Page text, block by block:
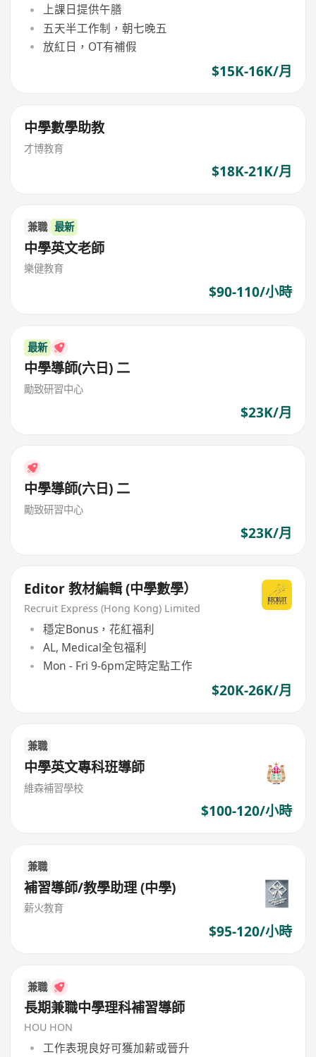
上課日提供午膳
五天半工作制，朝七晚五
放紅日，OT有補假
$15K-16K/月
中學數學助教
才博教育
$18K-21K/月
兼職 最新
中學英文老師
樂健教育
$90-110/小時
最新
中學導師(六日) 二
勵致研習中心
$23K/月
中學導師(六日) 二
勵致研習中心
$23K/月
Editor 教材編輯 (中學數學）
Recruit Express (Hong Kong) Limited
穩定Bonus，花紅福利
AL, Medical全包福利
Mon - Fri 9-6pm定時定點工作
$20K-26K/月
兼職
中學英文專科班導師
維森補習學校
$100-120/小時
兼職
補習導師/教學助理 (中學)
薪火教育
$95-120/小時
兼職
長期兼職中學理科補習導師
HOU HON
工作表現良好可獲加薪或晉升